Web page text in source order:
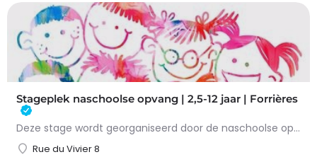
Stageplek naschoolse opvang | 2,5-12 jaar | Forrières
Deze stage wordt georganiseerd door de naschoolse opvang van de gemeente Nassogne. Voor kinderen van 2,5 tot…
Rue du Vivier 8